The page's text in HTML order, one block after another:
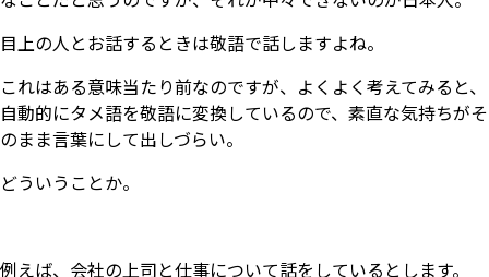
目上の人とお話するときは敬語で話しますよね。
これはある意味当たり前なのですが、よくよく考えてみると、
自動的にタメ語を敬語に変換しているので、素直な気持ちがそ
のまま言葉にして出しづらい。
どういうことか。
例えば、会社の上司と仕事について話をしているとします。